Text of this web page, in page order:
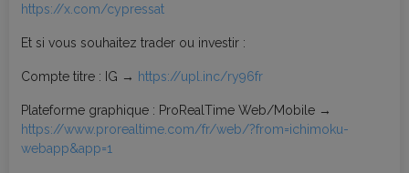
https://x.com/cypressat
Et si vous souhaitez trader ou investir :
Compte titre : IG → https://upl.inc/ry96fr
Plateforme graphique : ProRealTime Web/Mobile →
https://www.prorealtime.com/fr/web/?from=ichimoku-
webapp&app=1